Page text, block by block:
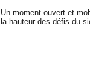
Un moment ouvert et
la hauteur des défis du